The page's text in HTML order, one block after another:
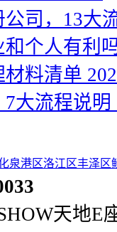
司，13大
个人有利
材料清单
大流程说明
泉港区洛江区丰泽区
天地E